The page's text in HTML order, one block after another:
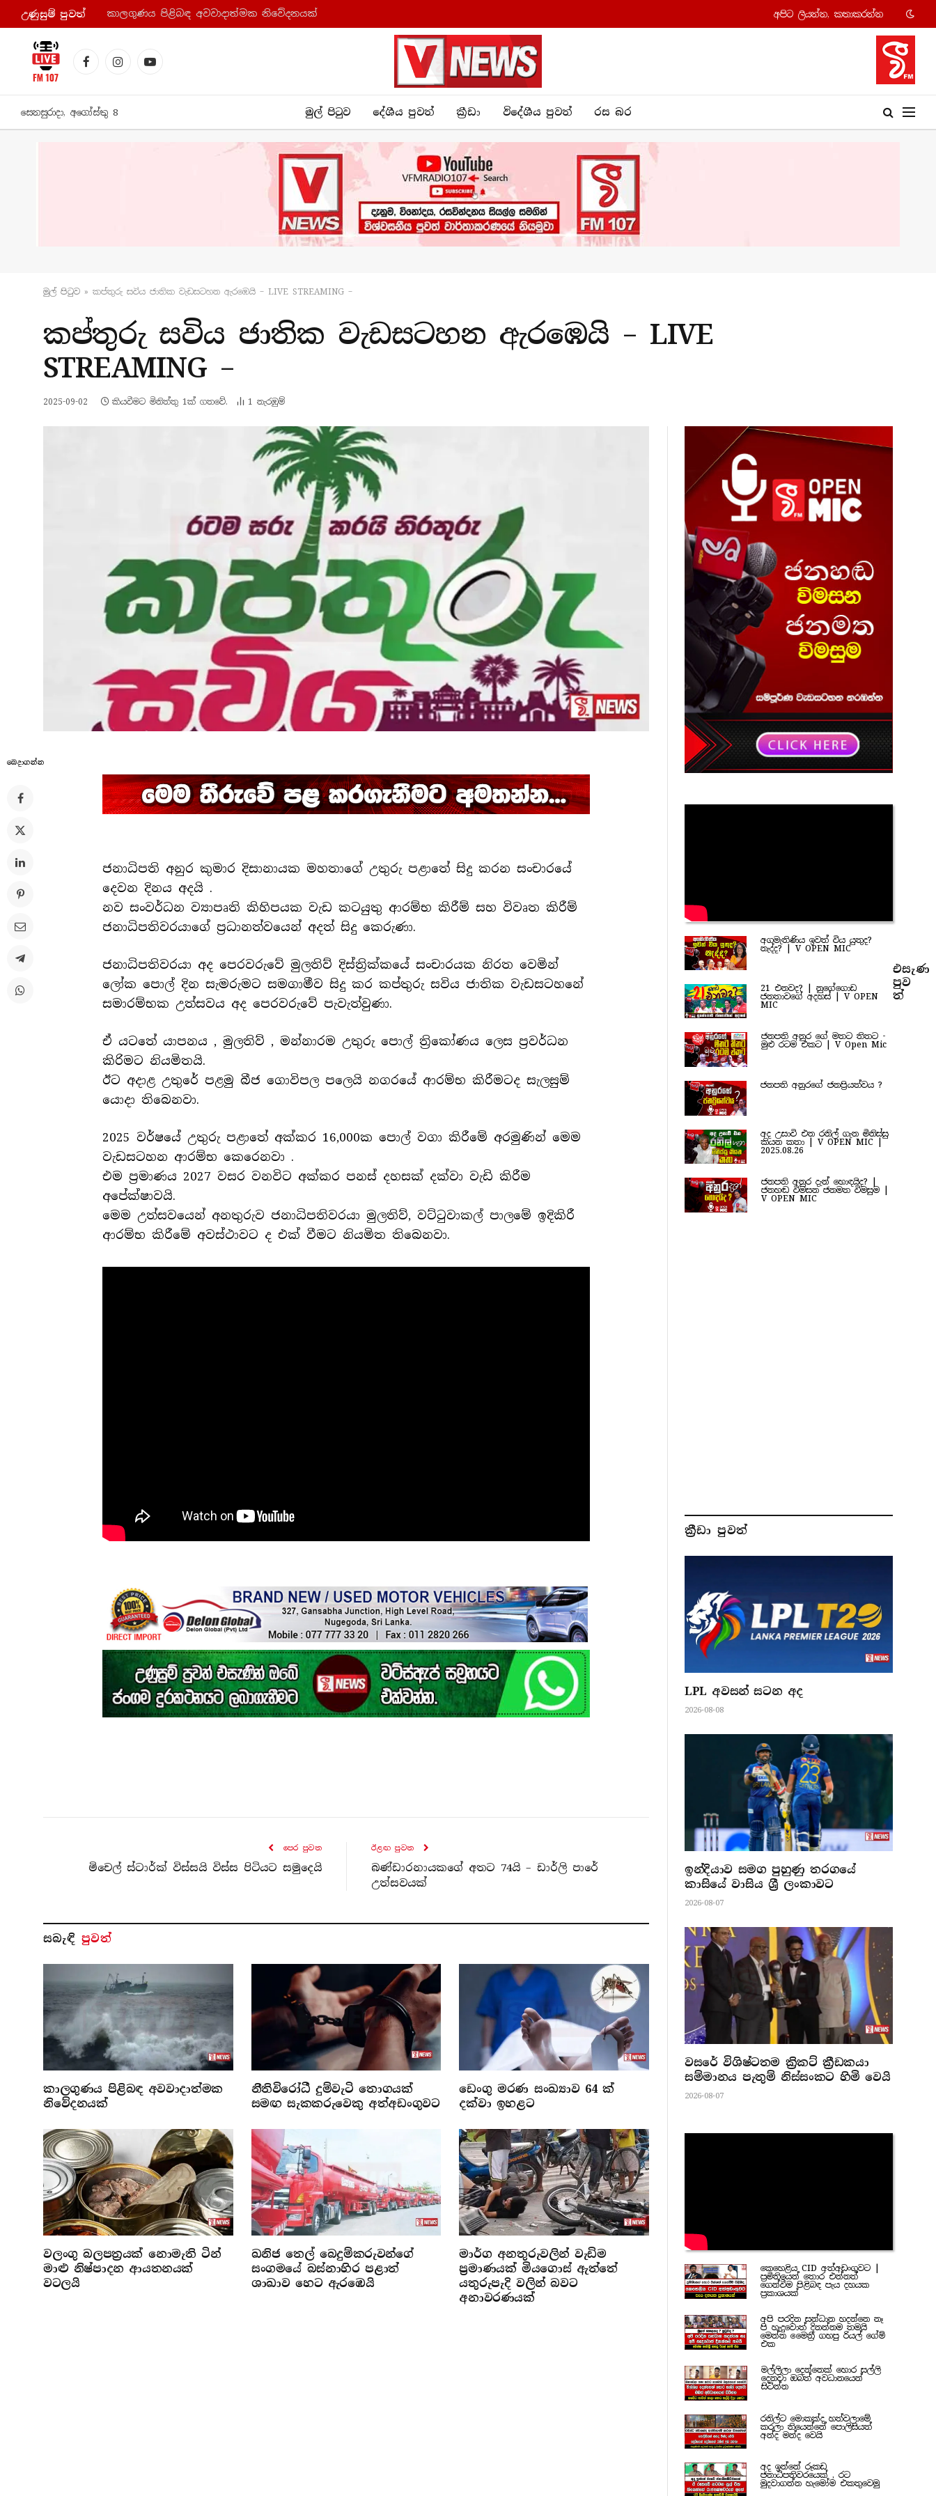
උණුසුම් පුව​ත් කාලගුණය පිළිබඳ අවවාදාත්මක නිවේදනයක් අපි​ට ලියන්න, කතාකරන්​න
FacebookInstagramYouTube
සෙනසුරාදා, අගෝස්තු 8 මුල් පිටුව දේශීය පුව​ත් ක්‍රී​ඩා විදේශීය පුවත් රස බ​ර
මුල් පිටු​ව » කප්තුරු සවිය ජාතික වැඩසටහන ඇරඹෙයි – LIVE STREAMING –
කප්තුරු සවිය ජාතික වැඩසටහන ඇරඹෙයි – LIVE
STREAMING –
2025-09-02 කියවීමට මිනිත්තු 1ක් ගතවේ. 1 නැරඹු​ම්
බෙදාගන්​න
ජනාධිපති අනුර කුමාර දිසානායක මහතාගේ උතුරු පළාතේ සිදු කරන සංචාරයේ
දෙවන දිනය අදයි .
නව සංවර්ධන ව්‍යාපෘති කිහිපයක වැඩ කටයුතු ආරම්භ කිරීම් සහ විවෘත කිරීම්
ජනාධිපතිවරයාගේ ප්‍රධානත්වයෙන් අදත් සිදු කෙරුණා.
ජනාධිපතිවරයා අද පෙරවරුවේ මුලතිව් දිස්ත්‍රික්කයේ සංචාරයක නිරත වෙමින්
ලෝක පොල් දින සැමරුමට සමගාමීව සිදු කර කප්තුරු සවිය ජාතික වැඩසටහනේ
සමාරම්භක උත්සවය අද පෙරවරුවේ පැවැත්වුණා.
ඒ යටතේ යාපනය , මුලතිව් , මන්නාරම උතුරු පොල් ත්‍රිකෝණය ලෙස ප්‍රවර්ධන
කිරිමට නියමිතයි.
ඊට අදාළ උතුරේ පළමු බීජ ගොවිපල පලෙයි නගරයේ ආරම්භ කිරීමටද සැලසුම්
යොදා තිබෙනවා.
2025 වර්ෂයේ උතුරු පළාතේ අක්කර 16,000ක පොල් වගා කිරීමේ අරමුණින් මෙම
වැඩසටහන ආරම්භ කෙරෙනවා .
එම ප්‍රමාණය 2027 වසර වනවිට අක්කර පනස් දහසක් දක්වා වැඩි කිරීම
අපේක්ෂාවයි.
මෙම උත්සවයෙන් අනතුරුව ජනාධිපතිවරයා මුලතිව්, වට්ටුවාකල් පාලමේ ඉදිකිරී
ආරම්භ කිරීමේ අවස්ථාවට ද එක් වීමට නියමිත තිබෙනවා.
පෙර පුව​ත
මිචෙල් ස්ටාර්ක් විස්සයි විස්ස පිටියට සමුදෙයි
ඊළඟ පුව​ත
බණ්ඩාරනායකගේ අතට 74යි – ඩාර්ලි පාරේ
උත්සවයක්
සබැ​ඳි පුවත්
කාලගුණය පිළිබඳ අවවාදාත්මක
නිවේදනයක්
නීතිවිරෝධී දුම්වැටි තොගයක්
සමඟ සැකකරුවෙකු අත්අඩංගුවට
ඩෙංගු මරණ සංඛ්‍යාව 64 ක්
දක්වා ඉහළට
වලංගු බලපත්‍රයක් නොමැති ටින්
මාළු නිෂ්පාදන ආයතනයක්
වටලයි
ඛනිජ තෙල් බෙදුම්කරුවන්ගේ
සංගමයේ බස්නාහිර පළාත්
ශාඛාව හෙට ඇරඹෙයි
මාර්ග අනතුරුවලින් වැඩිම
ප්‍රමාණයක් මියගොස් ඇත්තේ
යතුරුපැදි වලින් බවට
අනාවරණයක්
අගමැතිණිය ඉවත් විය යුතුද?
නැද්ද? | V OPEN MIC
21 එනවද? | නුගේගොඩ
ජනතාවගේ අදහස් | V OPEN
MIC
ජනපති අනුර ගේ මතට තිතට -
මුළු රටම එකට | V Open Mic
ජනපති අනුරගේ ජනප්‍රියත්වය ?
අද උසාවි එන රනිල් ගැන මිනිස්සු
කියන කතා | V OPEN MIC |
2025.08.26
ජනපති අනුර දැන් හොඳයිද? |
ජනහඬ විමසන ජනමත විමසුම |
V OPEN MIC
එසැණ
පුව​
ත්
ක්‍රීඩා පුවත්
LPL අවසන් සටන අද
2026-08-08
ඉන්දියාව සමග පුහුණු තරගයේ
කාසියේ වාසිය ශ්‍රී ලංකාවට
2026-08-07
වසරේ විශිෂ්ටතම ක්‍රිකට් ක්‍රීඩකයා
සම්මානය පැතුම් නිස්සංකට හිමි වෙයි
2026-08-07
කෙහෙළිය CID අත්අඩංගුවට |
ප්‍රමිතියෙන් තොර එන්නත්
ගෙන්වීම පිළිබඳ පැය දහයක
ප්‍රකාශයක්
අපි පරදින සන්ධාන හදන්නෙ නෑ
පි හැදුවොත් දිනන්නම තමයි
මෙන්න මෛත්‍රී ගහපු රියල් ගේම්
එක
මල්ලිලා දෙන්නෙක් හොර සල්ලි
දෙනවා ඔබත් අවධානයෙන්
සිටින්න
රනිල්ට මොකක්ද හත්වලාමේ
කරලා තියෙන්නේ පොලිසියත්
අන්ද මන්ද වෙයි
අද ඉන්නේ රූකඩ
ජනාධිපතිවරයෙක් , රට
මුදවාගන්න හැමෝම එකතුවෙමු